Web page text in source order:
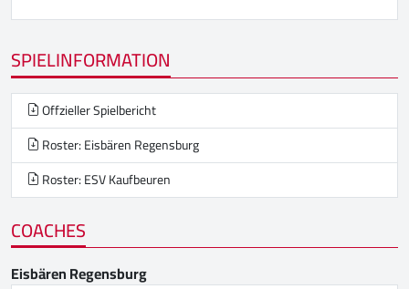
SPIELINFORMATION
Offzieller Spielbericht
Roster: Eisbären Regensburg
Roster: ESV Kaufbeuren
COACHES
Eisbären Regensburg